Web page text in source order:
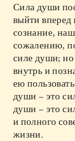
Сила души
выйти
сознание,
сожалению,
силе души; но
внутрь и
ею
души – это
души – это
и полного
жизни.